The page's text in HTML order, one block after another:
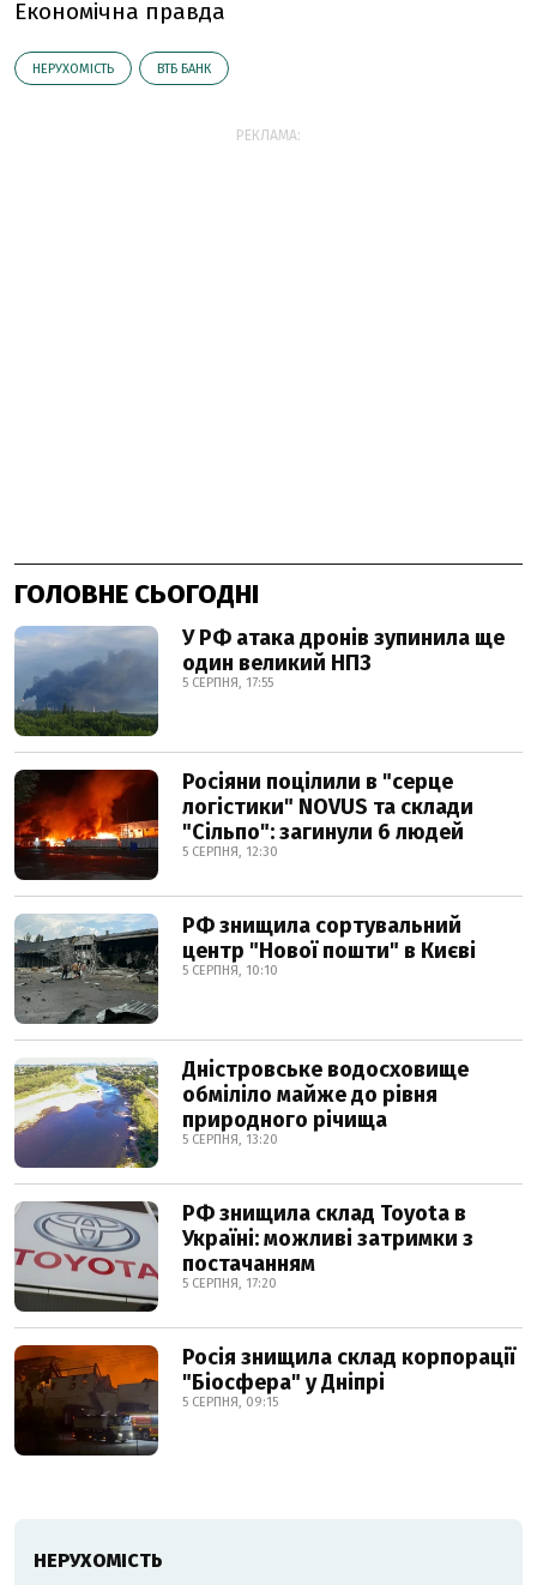
Економічна правда
НЕРУХОМІСТЬ ВТБ БАНК
РЕКЛАМА:
ГОЛОВНЕ СЬОГОДНІ
У РФ атака дронів зупинила ще
один великий НПЗ
5 СЕРПНЯ, 17:55
Росіяни поцілили в "серце
логістики" NOVUS та склади
"Сільпо": загинули 6 людей
5 СЕРПНЯ, 12:30
РФ знищила сортувальний
центр "Нової пошти" в Києві
5 СЕРПНЯ, 10:10
Дністровське водосховище
обміліло майже до рівня
природного річища
5 СЕРПНЯ, 13:20
РФ знищила склад Toyota в
Україні: можливі затримки з
постачанням
5 СЕРПНЯ, 17:20
Росія знищила склад корпорації
"Біосфера" у Дніпрі
5 СЕРПНЯ, 09:15
НЕРУХОМІСТЬ